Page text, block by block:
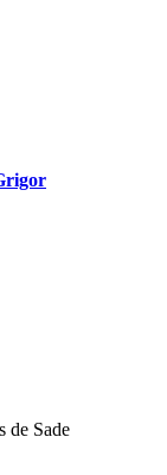
de Sade